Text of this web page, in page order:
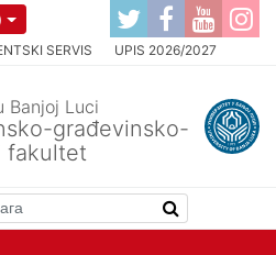
SERVIS UPIS 2026/2027
Banjoj Luci
građevinsko-
fakultet